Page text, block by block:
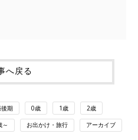
へ戻る
期 0歳 1歳 2歳
～ お出かけ・旅行 アーカイブ